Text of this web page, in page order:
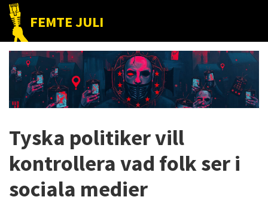
Hoppa
huvudnavigering
Hoppa
huvudinnehåll
Hoppa
det
primära
sidofältet
FEMTE JULI
Nätet
till
folket!
Tyska politiker vill
kontrollera vad folk ser i
sociala medier